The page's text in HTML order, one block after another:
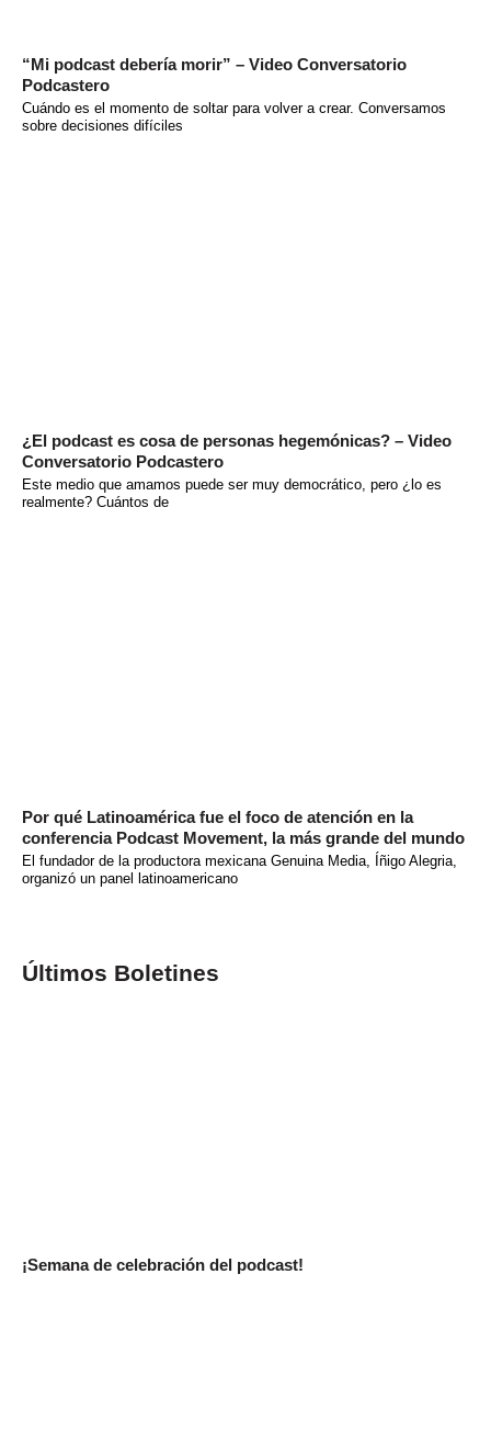
“Mi podcast debería morir” – Video Conversatorio
Podcastero
Cuándo es el momento de soltar para volver a crear. Conversamos
sobre decisiones difíciles
¿El podcast es cosa de personas hegemónicas? – Video
Conversatorio Podcastero
Este medio que amamos puede ser muy democrático, pero ¿lo es
realmente? Cuántos de
Por qué Latinoamérica fue el foco de atención en la
conferencia Podcast Movement, la más grande del mundo
El fundador de la productora mexicana Genuina Media, Íñigo Alegria,
organizó un panel latinoamericano
Últimos Boletines
¡Semana de celebración del podcast!